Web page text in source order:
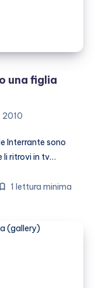
una figlia
2010
Interrante sono
li ritrovi in tv…
1 lettura minima